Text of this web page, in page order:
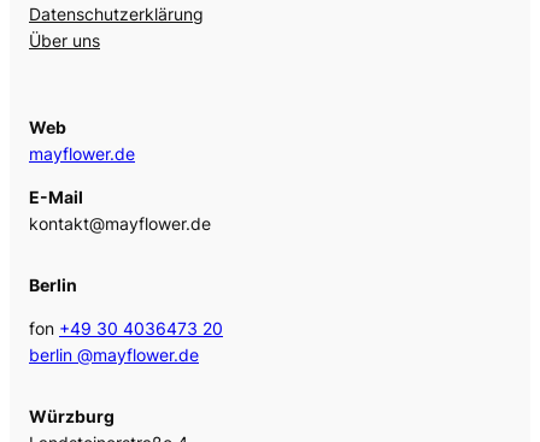
Datenschutzerklärung
Über uns
Web
mayflower.de
E-Mail
kontakt@mayflower.de
Berlin
fon +49 30 4036473 20
berlin @mayflower.de
Würzburg